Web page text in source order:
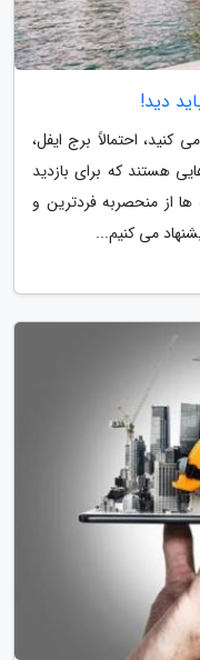
دید!
کنید، احتمالاً برج ایفل،
هستند که برای بازدید
از منحصربه فردترین و
می کنیم...